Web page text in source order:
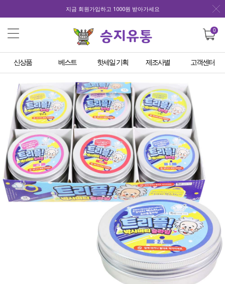
지금 회원가입하고 1000원 받아가세요
0
신상품 베스트 핫세일 기획 제조사별 고객센터